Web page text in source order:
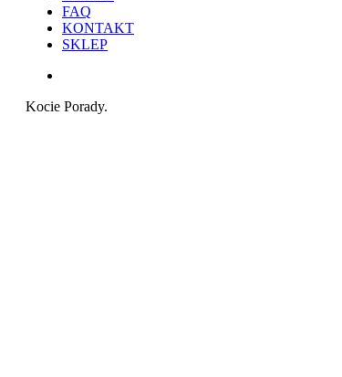
FAQ
KONTAKT
SKLEP
Kocie Porady.